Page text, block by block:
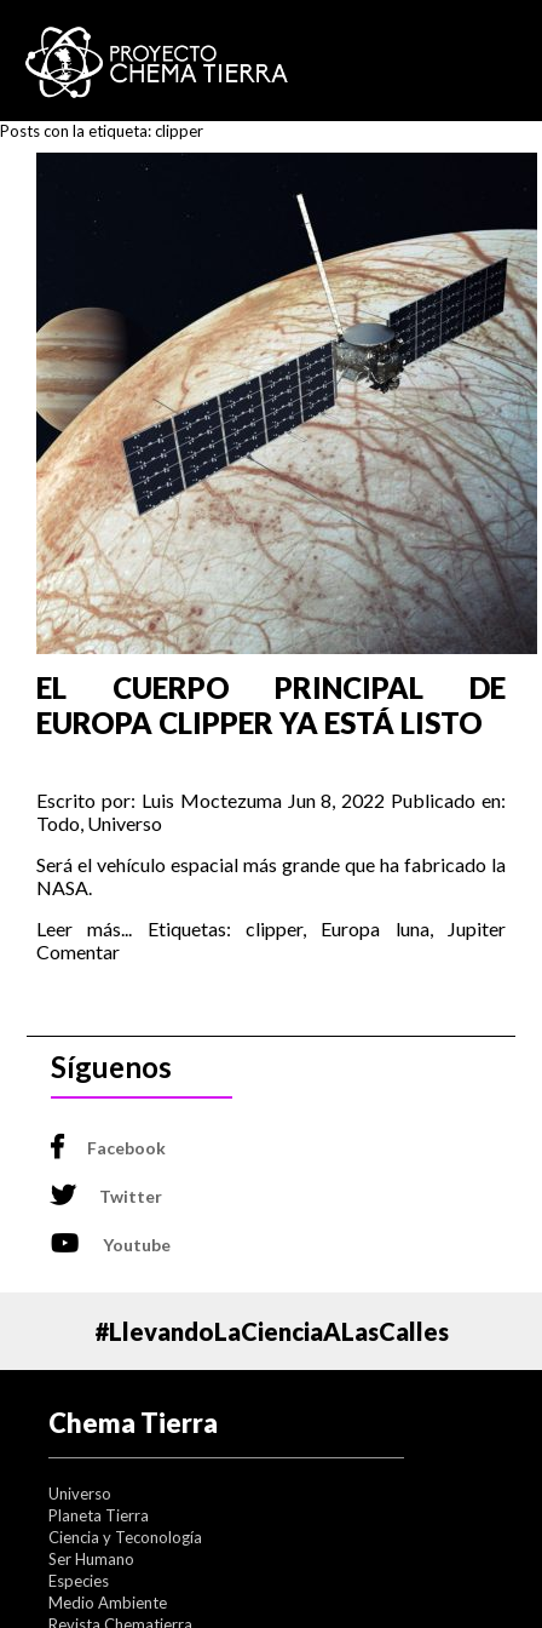
Posts con la etiqueta:clipper
EL CUERPO PRINCIPAL DE
EUROPA CLIPPER YA ESTÁ LISTO
Escrito por: Luis Moctezuma Jun 8, 2022 Publicado en:
Todo, Universo
Será el vehículo espacial más grande que ha fabricado la
NASA.
Leer más...
Etiquetas:clipper, Europa luna, Jupiter
Comentar
Síguenos
Facebook
Twitter
Youtube
#LlevandoLaCienciaALasCalles
Chema Tierra
Universo
Planeta Tierra
Ciencia y Teconología
Ser Humano
Especies
Medio Ambiente